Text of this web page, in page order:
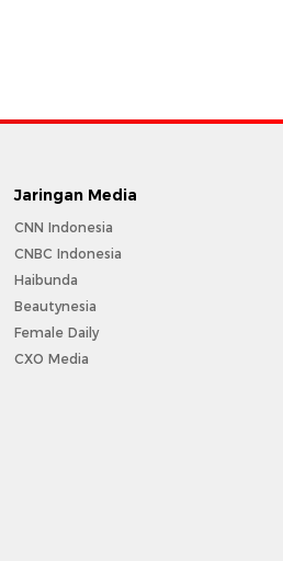
Jaringan Media
CNN Indonesia
CNBC Indonesia
Haibunda
Beautynesia
Female Daily
CXO Media